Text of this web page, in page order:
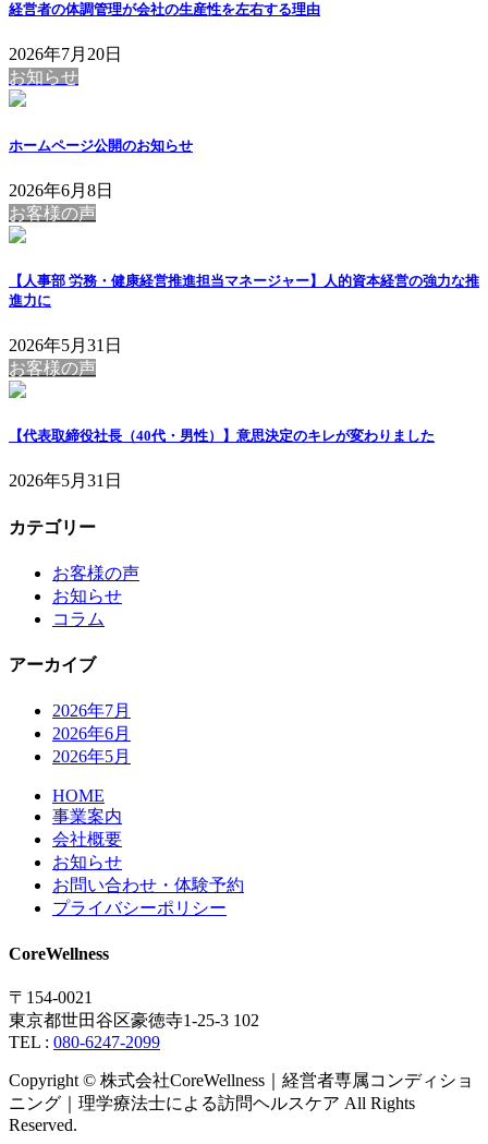
経営者の体調管理が会社の生産性を左右する理由
2026年7月20日
お知らせ
ホームページ公開のお知らせ
2026年6月8日
お客様の声
【人事部 労務・健康経営推進担当マネージャー】人的資本経営の強力な推
進力に
2026年5月31日
お客様の声
【代表取締役社長（40代・男性）】意思決定のキレが変わりました
2026年5月31日
カテゴリー
お客様の声
お知らせ
コラム
アーカイブ
2026年7月
2026年6月
2026年5月
HOME
事業案内
会社概要
お知らせ
お問い合わせ・体験予約
プライバシーポリシー
CoreWellness
〒154-0021
東京都世田谷区豪徳寺1-25-3 102
TEL : 080-6247-2099
Copyright © 株式会社CoreWellness｜経営者専属コンディショ
ニング｜理学療法士による訪問ヘルスケア All Rights
Reserved.